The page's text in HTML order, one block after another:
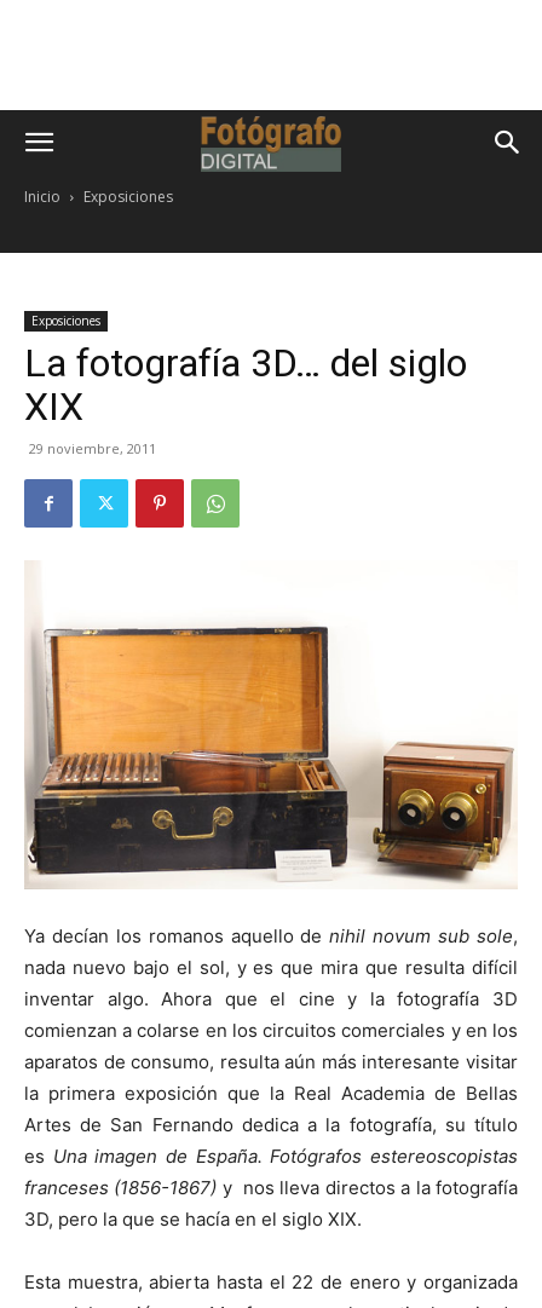
Inicio Exposiciones
Exposiciones
La fotografía 3D… del siglo
XIX
29 noviembre, 2011
Ya decían los romanos aquello de nihil novum sub sole,
nada nuevo bajo el sol, y es que mira que resulta difícil
inventar algo. Ahora que el cine y la fotografía 3D
comienzan a colarse en los circuitos comerciales y en los
aparatos de consumo, resulta aún más interesante visitar
la primera exposición que la Real Academia de Bellas
Artes de San Fernando dedica a la fotografía, su título
es Una imagen de España. Fotógrafos estereoscopistas
franceses (1856-1867) y nos lleva directos a la fotografía
3D, pero la que se hacía en el siglo XIX.
Esta muestra, abierta hasta el 22 de enero y organizada